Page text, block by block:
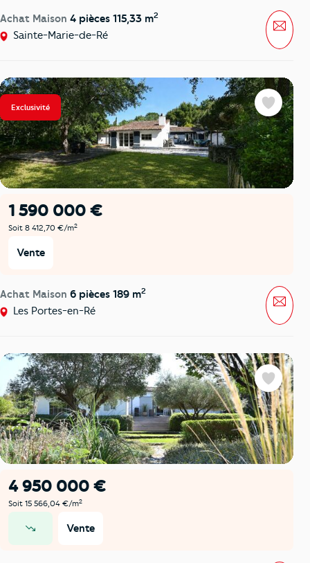
Achat Maison 4 pièces 115,33 m2
Sainte-Marie-de-Ré
Exclusivité
1 590 000 €
Soit 8 412,70 €/m2
Vente
Achat Maison 6 pièces 189 m2
Les Portes-en-Ré
Favoris
4 950 000 €
Soit 15 566,04 €/m2
Vente
Favoris